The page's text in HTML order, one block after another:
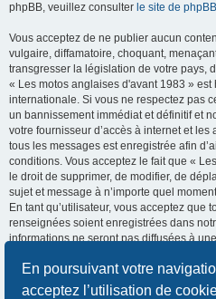
En poursuivant votre
acceptez l’utilisation de
phpBB, veuillez consulter le site de phpBB
Vous acceptez de ne publier aucun
vulgaire, diffamatoire, choquant,
transgresser la législation de votre pays,
« Les motos anglaises d'avant 1983 »
internationale. Si vous ne respectez pas
un bannissement immédiat et définitif et
votre fournisseur d’accès à internet et les
tous les messages est enregistrée afin
conditions. Vous acceptez le fait que «
le droit de supprimer, de modifier, de
sujet et message à n’importe quel
En tant qu’utilisateur, vous acceptez que
renseignées soient enregistrées dans
informations ne seront pas diffusées à
consentement, ni « Les motos anglaises
être tenus comme responsables en cas
visant à compromettre vos données.